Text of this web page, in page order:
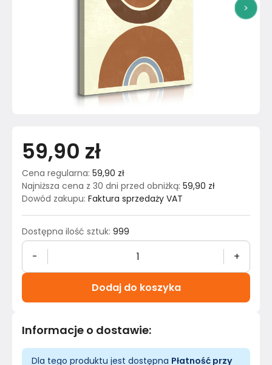
>
59,90 zł
Cena regularna: 59,90 zł
Najniższa cena z 30 dni przed obniżką: 59,90 zł
Dowód zakupu: Faktura sprzedaży VAT
Dostępna ilość sztuk: 999
- +
Dodaj do koszyka
Informacje o dostawie:
Dla tego produktu jest dostępna Płatność przy